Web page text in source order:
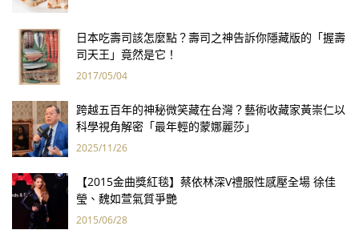
日本吃壽司該怎麼點？壽司之神告訴你隱藏版的「握壽
司天王」竟然是它！
2017/05/04
跨越五百年的神秘微笑藏在台灣？藝術收藏家黃崇仁以
科學視角解密「最年輕的蒙娜麗莎」
2025/11/26
【2015金曲獎紅毯】蔡依林深V禮服性感壓全場 徐佳
瑩、魏如萱氣質爭艷
2015/06/28